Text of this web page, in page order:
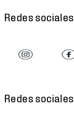
Redes sociales
Redes sociales